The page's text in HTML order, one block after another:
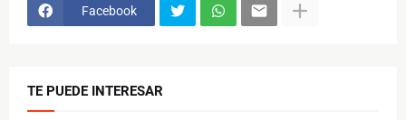
Facebook
TE PUEDE INTERESAR